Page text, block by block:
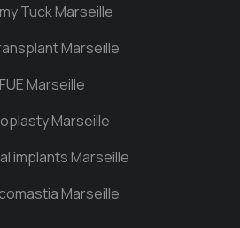
Tuck Marseille
Marseille
FUE Marseille
Marseille
implants Marseille
Marseille